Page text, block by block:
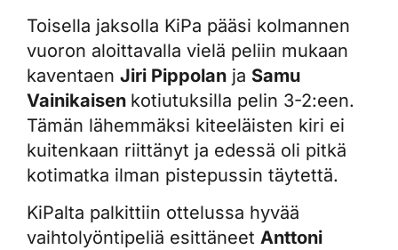
Toisella jaksolla KiPa pääsi kolmannen
vuoron aloittavalla vielä peliin mukaan
kaventaen Jiri Pippolan ja Samu
Vainikaisen kotiutuksilla pelin 3-2:een.
Tämän lähemmäksi kiteeläisten kiri ei
kuitenkaan riittänyt ja edessä oli pitkä
kotimatka ilman pistepussin täytettä.
KiPalta palkittiin ottelussa hyvää
vaihtolyöntipeliä esittäneet Anttoni